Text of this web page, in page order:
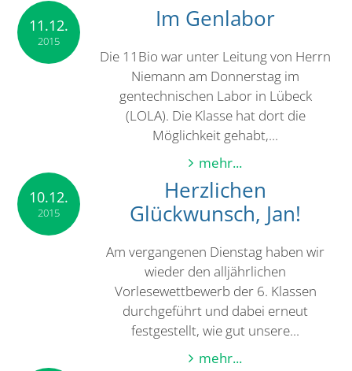
11.12.
2015
Im Genlabor
Die 11Bio war unter Leitung von Herrn
Niemann am Donnerstag im
gentechnischen Labor in Lübeck
(LOLA). Die Klasse hat dort die
Möglichkeit gehabt,...
mehr...
10.12.
2015
Herzlichen
Glückwunsch, Jan!
Am vergangenen Dienstag haben wir
wieder den alljährlichen
Vorlesewettbewerb der 6. Klassen
durchgeführt und dabei erneut
festgestellt, wie gut unsere...
mehr...